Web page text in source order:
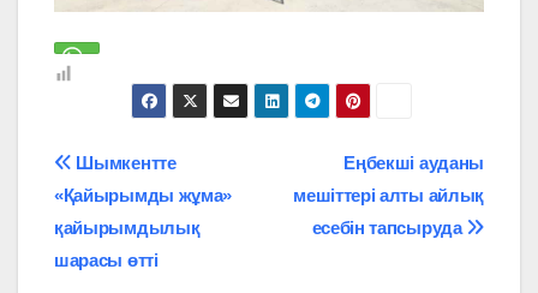
Навигация
по
записям
Еңбекші ауданы
мешіттері алты айлық
есебін тапсыруда
Шымкентте
«Қайырымды жұма»
қайырымдылық
шарасы өтті